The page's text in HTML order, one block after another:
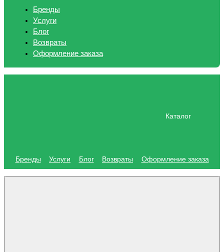
Бренды
Услуги
Блог
Возвраты
Оформление заказа
Каталог
Бренды Услуги Блог Возвраты Оформление заказа